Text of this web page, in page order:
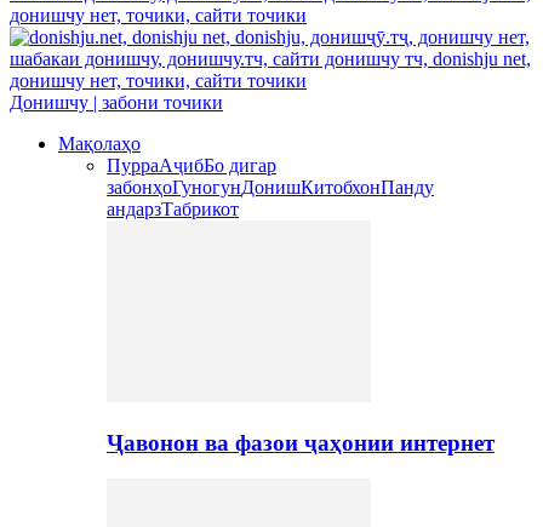
Донишчу | забони точики
Мақолаҳо
ПурраАҷибБо дигар
забонҳоГуногунДонишКитобхонПанду
андарзТабрикот
Ҷавонон ва фазои ҷаҳонии интернет